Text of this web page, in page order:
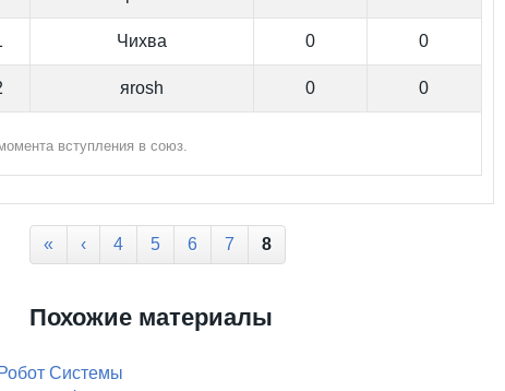
Чихва 0 0
яrosh 0 0
вступления в союз.
« ‹ 4 5 6 7 8
Похожие материалы
Системы